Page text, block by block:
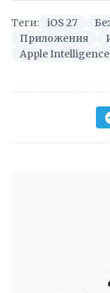
Теги: iOS 27
Приложения
Apple Intelligence